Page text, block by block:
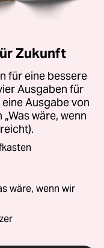
Zukunft
für eine bessere
Ausgaben für
Ausgabe von
wäre, wenn
wäre, wenn wir